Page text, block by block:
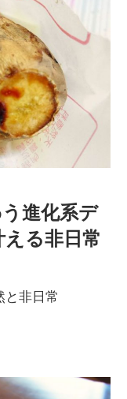
進化系デ
る非日常
と非日常